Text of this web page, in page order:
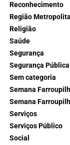
Reconhecimento
Região
Religião
Saúde
Segurança
Segurança Pública
Sem categoria
Semana
Semana
Serviços
Serviços Público
Social